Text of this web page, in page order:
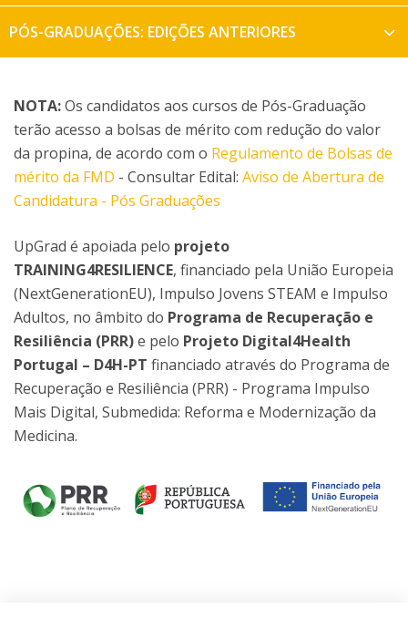
PÓS-GRADUAÇÕES: EDIÇÕES ANTERIORES
NOTA:Os candidatos aos cursos de Pós-Graduação
terão acesso a bolsas de mérito com redução do valor
da propina, de acordo com o Regulamento de Bolsas de
mérito da FMD - Consultar Edital: Aviso de Abertura de
Candidatura - Pós Graduações
UpGrad é apoiada pelo projeto
TRAINING4RESILIENCE, financiado pela União Europeia
(NextGenerationEU), Impulso Jovens STEAM e Impulso
Adultos, no âmbito do Programa de Recuperação e
Resiliência (PRR)e pelo Projeto Digital4Health
Portugal – D4H-PT financiado através do Programa de
Recuperação e Resiliência (PRR) - Programa Impulso
Mais Digital, Submedida: Reforma e Modernização da
Medicina.